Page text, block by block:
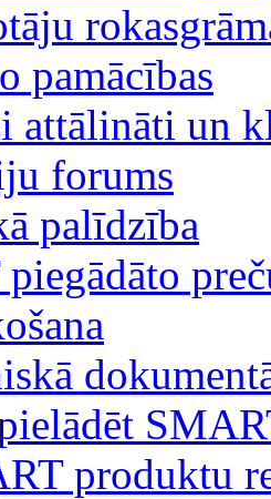
pamācības
attālināti un
forums
palīdzība
produktu